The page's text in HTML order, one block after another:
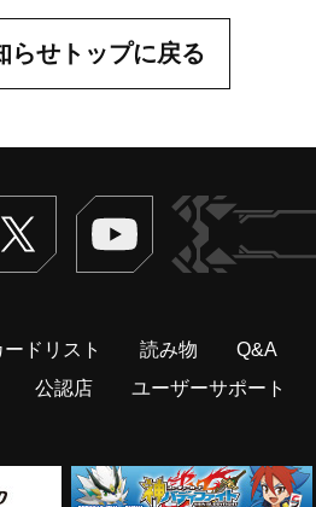
らせトップに戻る
Twitter ヴァンガードch
ードリスト 読み物 Q&A
公認店 ユーザーサポート